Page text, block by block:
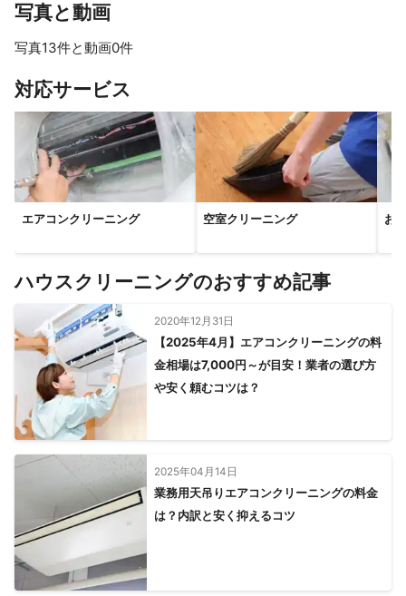
写真と動画
写真13件と動画0件
対応サービス
エアコンクリーニング 空室クリーニング お
ハウスクリーニングのおすすめ記事
2020年12月31日
【2025年4月】エアコンクリーニングの料
金相場は7,000円～が目安！業者の選び方
や安く頼むコツは？
2025年04月14日
業務用天吊りエアコンクリーニングの料金
は？内訳と安く抑えるコツ